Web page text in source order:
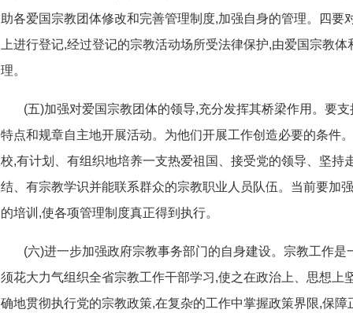
助各爱国宗教团体修改和完善管理制度,加强自身的管理。四要
上进行登记,经过登记的宗教活动场所受法律保护,由爱国宗教
理。
(五)加强对爱国宗教团体的领导,充分发挥其桥梁作用。要
特点和规章自主地开展活动。为他们开展工作创造必要的条件
校,有计划、有组织地培养一支热爱祖国、接受党的领导、坚持
结、有宗教学识并能联系群众的宗教职业人员队伍。当前要加
的培训,使各项管理制度真正得到执行。
(六)进一步加强政府宗教事务部门的自身建设。宗教工作
须花大力气组织全省宗教工作干部学习,使之在政治上、思想上
确地贯彻执行党的宗教政策,在复杂的工作中掌握政策界限,保